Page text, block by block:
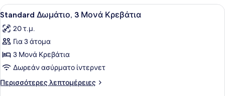
Προβολή
όλων
των
φωτογραφιών
για
Standard
Δωμάτιο,
3
Ένα δωμάτιο ξενοδοχείου με δύο
7
Standard Δωμάτιο, 3 Μονά Κρεβάτια
20 τ.μ.
Για 3 άτομα
3 Μονά Κρεβάτια
Δωρεάν ασύρματο ίντερνετ
Περισσότερες λεπτομέρειες
Περισσότερες